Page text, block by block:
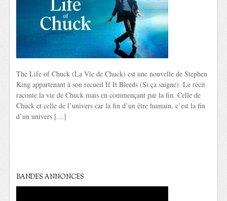
The Life of Chuck (La Vie de Chuck) est une nouvelle de Stephen
King appartenant à son recueil If It Bleeds (Si ça saigne). Le récit
raconte la vie de Chuck mais en commençant par la fin. Celle de
Chuck et celle de l’univers car la fin d’un être humain, c’est la fin
d’un univers […]
BANDES ANNONCES